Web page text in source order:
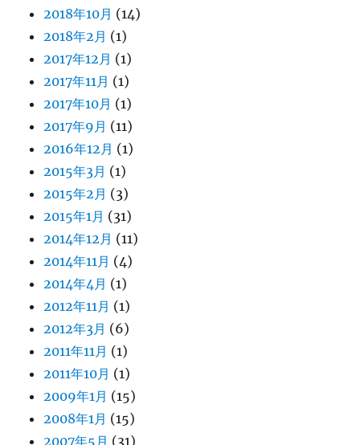
2018年10月 (14)
2018年2月 (1)
2017年12月 (1)
2017年11月 (1)
2017年10月 (1)
2017年9月 (11)
2016年12月 (1)
2015年3月 (1)
2015年2月 (3)
2015年1月 (31)
2014年12月 (11)
2014年11月 (4)
2014年4月 (1)
2012年11月 (1)
2012年3月 (6)
2011年11月 (1)
2011年10月 (1)
2009年1月 (15)
2008年1月 (15)
2007年5月 (31)